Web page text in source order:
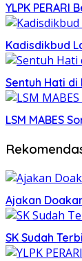
YLPK
Kadisdikbud
Sentuh Hati
LSM MABES
Ajakan
SK Sudah